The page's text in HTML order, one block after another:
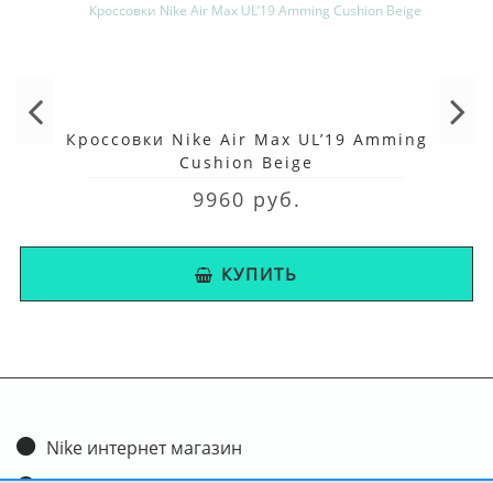
Кроссовки Nike Air Max UL’19 Amming
Cushion Beige
9960 руб.
КУПИТЬ
Nike интернет магазин